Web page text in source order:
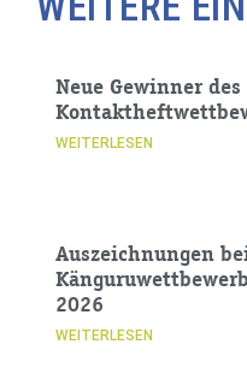
Neue Gewinner des
WEITERLESEN
Auszeichnungen
2026
WEITERLESEN